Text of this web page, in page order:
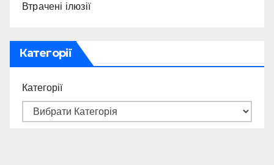
Втрачені ілюзії
Категорії
Категорії